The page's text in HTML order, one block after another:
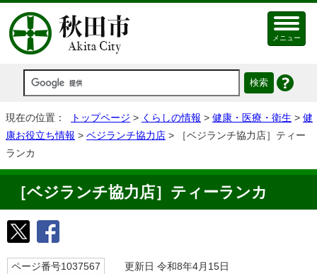
メニュー
現在の位置： トップページ > くらしの情報 > 健康・医療・衛生 > 健
康お役立ち情報 > ベジランチ協力店 > ［ベジランチ協力店］ティー
ランカ
［ベジランチ協力店］ティーランカ
ページ番号1037567 更新日 令和8年4月15日